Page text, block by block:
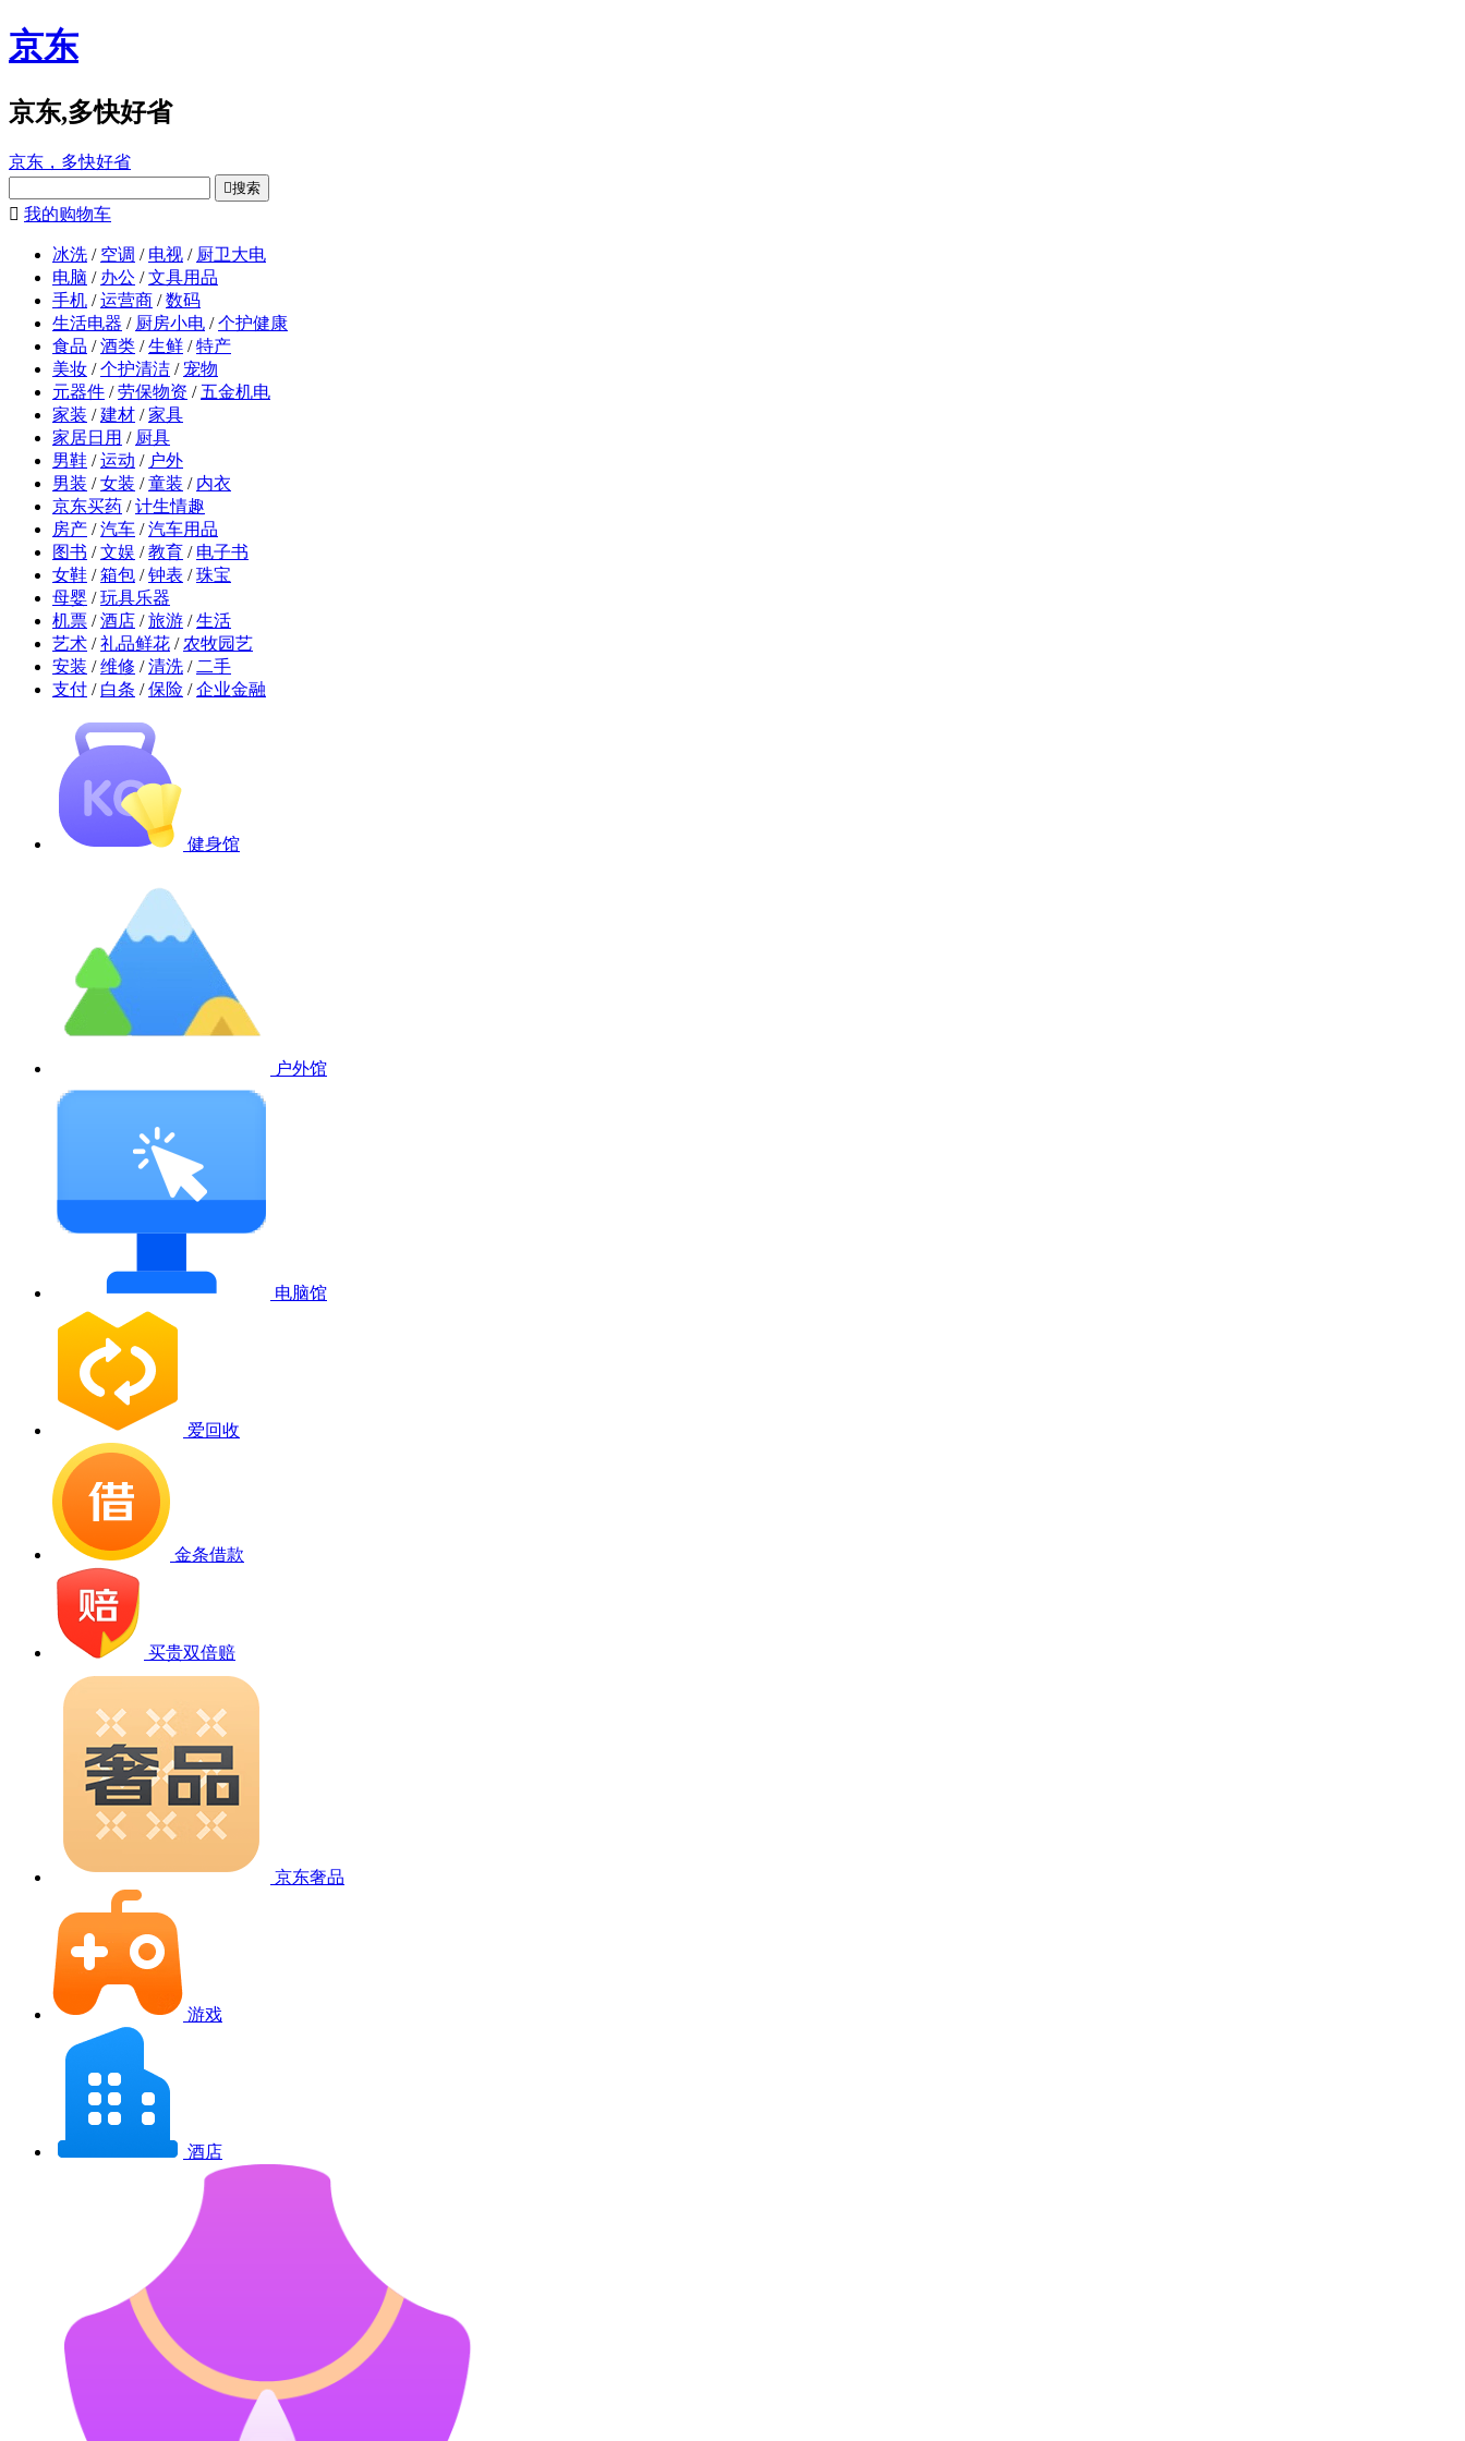
京东
京东,多快好省
京东，多快好省
搜索
 我的购物车
冰洗 / 空调 / 电视 / 厨卫大电
电脑 / 办公 / 文具用品
手机 / 运营商 / 数码
生活电器 / 厨房小电 / 个护健康
食品 / 酒类 / 生鲜 / 特产
美妆 / 个护清洁 / 宠物
元器件 / 劳保物资 / 五金机电
家装 / 建材 / 家具
家居日用 / 厨具
男鞋 / 运动 / 户外
男装 / 女装 / 童装 / 内衣
京东买药 / 计生情趣
房产 / 汽车 / 汽车用品
图书 / 文娱 / 教育 / 电子书
女鞋 / 箱包 / 钟表 / 珠宝
母婴 / 玩具乐器
机票 / 酒店 / 旅游 / 生活
艺术 / 礼品鲜花 / 农牧园艺
安装 / 维修 / 清洗 / 二手
支付 / 白条 / 保险 / 企业金融
健身馆
户外馆
电脑馆
爱回收
金条借款
买贵双倍赔
京东奢品
游戏
酒店